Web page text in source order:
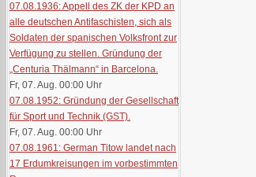
07.08.1936: Appell des ZK der KPD an
alle deutschen Antifaschisten, sich als
Soldaten der spanischen Volksfront zur
Verfügung zu stellen. Gründung der
„Centuria Thälmann“ in Barcelona.
Fr, 07. Aug. 00:00 Uhr
07.08.1952: Gründung der Gesellschaft
für Sport und Technik (GST).
Fr, 07. Aug. 00:00 Uhr
07.08.1961: German Titow landet nach
17 Erdumkreisungen im vorbestimmten